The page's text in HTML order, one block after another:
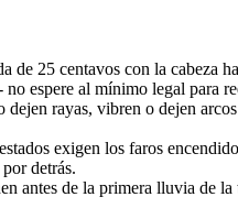
25 centavos con la cabeza
espere al mínimo legal para
rayas, vibren o dejen
exigen los faros
detrás.
antes de la primera lluvia de